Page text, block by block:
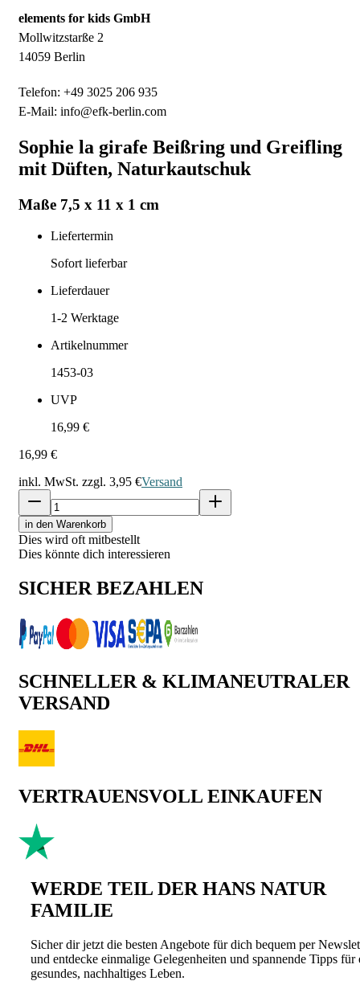
elements for kids GmbH
Mollwitzstarße 2
14059 Berlin
Telefon: +49 3025 206 935
E-Mail: info@efk-berlin.com
Sophie la girafe Beißring und Greifling
mit Düften, Naturkautschuk
Maße 7,5 x 11 x 1 cm
Liefertermin
Sofort lieferbar
Lieferdauer
1-2 Werktage
Artikelnummer
1453-03
UVP
16,99 €
16,99 €
inkl. MwSt. zzgl. 3,95 €Versand
in den Warenkorb
Dies wird oft mitbestellt
Dies könnte dich interessieren
SICHER BEZAHLEN
SCHNELLER & KLIMANEUTRALER
VERSAND
VERTRAUENSVOLL EINKAUFEN
WERDE TEIL DER HANS NATUR
FAMILIE
Sicher dir jetzt die besten Angebote für dich bequem per
und entdecke einmalige Gelegenheiten und spannende Tipps für
gesundes, nachhaltiges Leben.